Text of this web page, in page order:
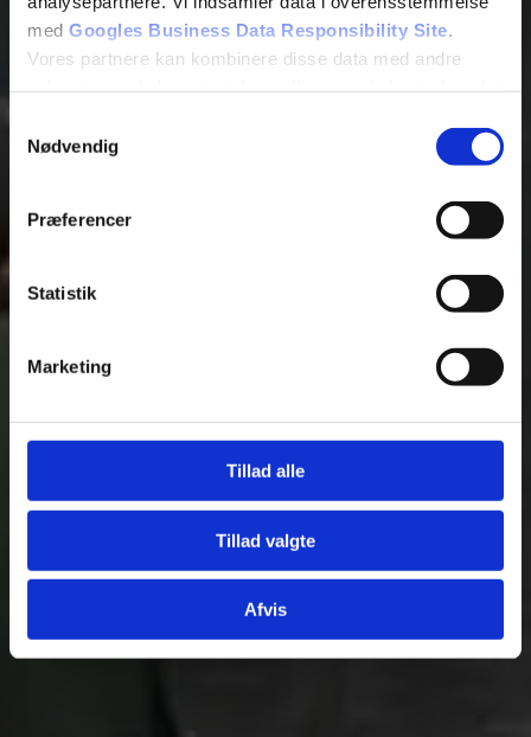
med Googles Business Data Responsibility Site
Vores partnere kan kombinere disse data med andre
Samtykkevalg
Nødvendig
Præferencer
Statistik
Marketing
Tillad alle
Tillad valgte
Afvis